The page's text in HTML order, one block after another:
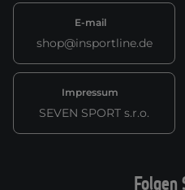
E-mail
shop@insportline.de
Impressum
SEVEN SPORT s.r.o.
Folgen